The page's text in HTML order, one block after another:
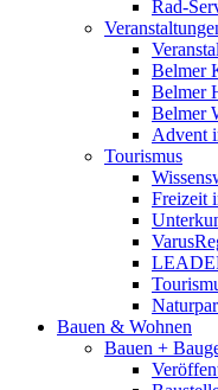
Rad-
Belmer
Belmer
Belmer
Advent
Tourismus
Freizeit
Bauen & Wohnen
Bauen +